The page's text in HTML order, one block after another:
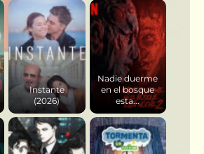
Instante
(2026)
Nadie duerme
en el bosque
esta...